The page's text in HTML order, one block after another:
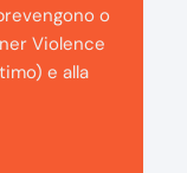
o
Violence
e alla